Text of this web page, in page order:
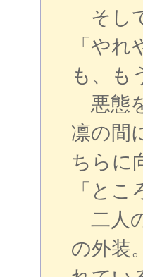
そし
「や
も、も
悪態
凛の間
ちらに
「と
二人
の外装